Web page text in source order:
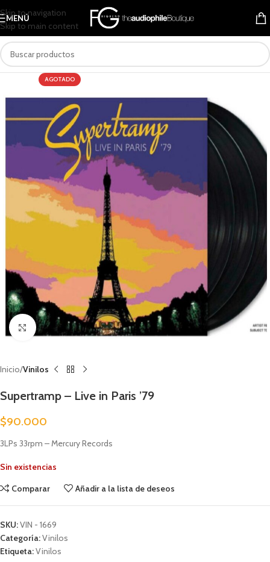
Skip to navigation
Skip to main content
MENÚ
AGOTADO
Clic para ampliar
Inicio Vinilos
Supertramp – Live in Paris ’79
$90.000
3LPs 33rpm – Mercury Records
Sin existencias
Comparar
Añadir a la lista de deseos
SKU:VIN - 1669
Categoría:Vinilos
Etiqueta:Vinilos